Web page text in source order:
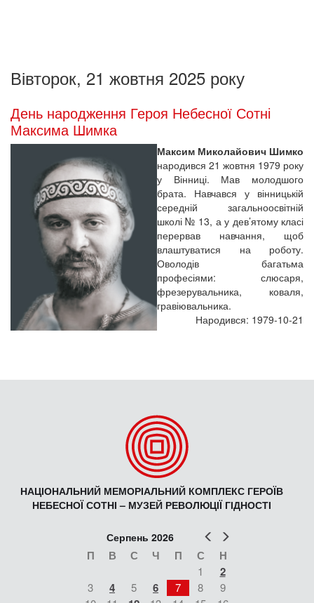
Вівторок, 21 жовтня 2025 року
День народження Героя Небесної Сотні
Максима Шимка
Максим Миколайович Шимко
народився 21 жовтня 1979 року
у Вінниці. Мав молодшого
брата. Навчався у вінницькій
середній загальноосвітній
школі № 13, а у дев’ятому класі
перервав навчання, щоб
влаштуватися на роботу.
Оволодів багатьма
професіями: слюсаря,
фрезерувальника, коваля,
гравіювальника.
Народився: 1979-10-21
НАЦІОНАЛЬНИЙ МЕМОРІАЛЬНИЙ КОМПЛЕКС ГЕРОЇВ
НЕБЕСНОЇ СОТНІ – МУЗЕЙ РЕВОЛЮЦІЇ ГІДНОСТІ
Попер
Серпень 2026
П В С Ч П С Н
1 2
3 4 5 6 7 8
9